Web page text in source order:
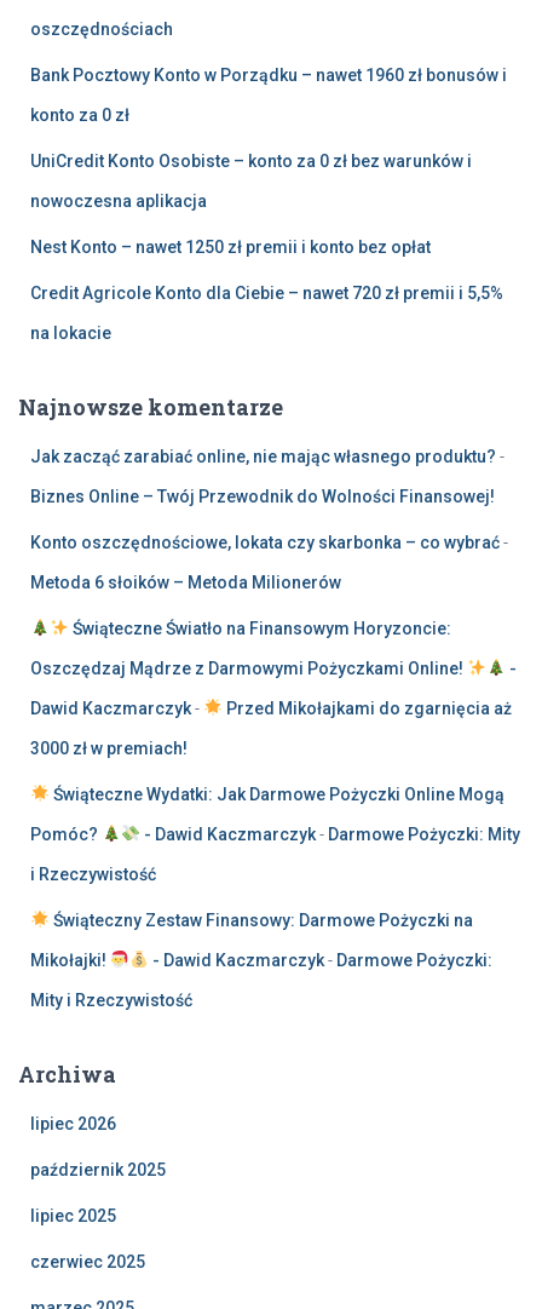
oszczędnościach
Bank Pocztowy Konto w Porządku – nawet 1960 zł bonusów i
konto za 0 zł
UniCredit Konto Osobiste – konto za 0 zł bez warunków i
nowoczesna aplikacja
Nest Konto – nawet 1250 zł premii i konto bez opłat
Credit Agricole Konto dla Ciebie – nawet 720 zł premii i 5,5%
na lokacie
Najnowsze komentarze
Jak zacząć zarabiać online, nie mając własnego produktu? -
Biznes Online – Twój Przewodnik do Wolności Finansowej!
Konto oszczędnościowe, lokata czy skarbonka – co wybrać-
Metoda 6 słoików – Metoda Milionerów
Świąteczne Światło na Finansowym Horyzoncie:
Oszczędzaj Mądrze z Darmowymi Pożyczkami Online! -
Dawid Kaczmarczyk- Przed Mikołajkami do zgarnięcia aż
3000 zł w premiach!
Świąteczne Wydatki: Jak Darmowe Pożyczki Online Mogą
Pomóc? - Dawid Kaczmarczyk- Darmowe Pożyczki: Mity
i Rzeczywistość
Świąteczny Zestaw Finansowy: Darmowe Pożyczki na
Mikołajki! - Dawid Kaczmarczyk- Darmowe Pożyczki:
Mity i Rzeczywistość
Archiwa
lipiec 2026
październik 2025
lipiec 2025
czerwiec 2025